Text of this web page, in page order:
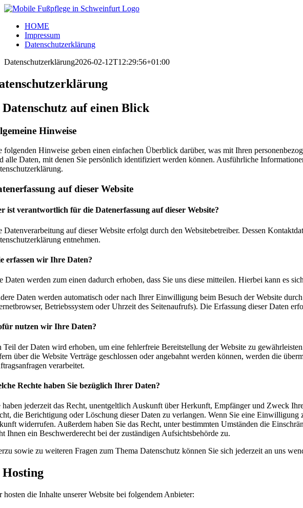
Zum
springenHOME
Impressum
Datenschutzerklärung
Datenschutzerklärung2026-02-12T12:29:56+01:00
Datenschutz auf einen Blick
Hinweise
folgenden Hinweise geben einen einfachen Überblick darüber, was mit Ihren
alle Daten, mit denen Sie persönlich identifiziert werden können. Ausführliche
auf dieser Website
ist verantwortlich für die Datenerfassung auf dieser Website?
Datenverarbeitung auf dieser Website erfolgt durch den Websitebetreiber. Dessen
entnehmen.
erfassen wir Ihre Daten?
Daten werden zum einen dadurch erhoben, dass Sie uns diese mitteilen. Hierbei kann es
Daten werden automatisch oder nach Ihrer Einwilligung beim Besuch der Website
Betriebssystem oder Uhrzeit des Seitenaufrufs). Die Erfassung dieser Daten
nutzen wir Ihre Daten?
Teil der Daten wird erhoben, um eine fehlerfreie Bereitstellung der Website zu
über die Website Verträge geschlossen oder angebahnt werden können, werden die
verarbeitet.
Rechte haben Sie bezüglich Ihrer Daten?
haben jederzeit das Recht, unentgeltlich Auskunft über Herkunft, Empfänger und Zweck
die Berichtigung oder Löschung dieser Daten zu verlangen. Wenn Sie eine
widerrufen. Außerdem haben Sie das Recht, unter bestimmten Umständen die
Ihnen ein Beschwerderecht bei der zuständigen Aufsichtsbehörde zu.
sowie zu weiteren Fragen zum Thema Datenschutz können Sie sich jederzeit an uns
Hosting
hosten die Inhalte unserer Website bei folgendem Anbieter: